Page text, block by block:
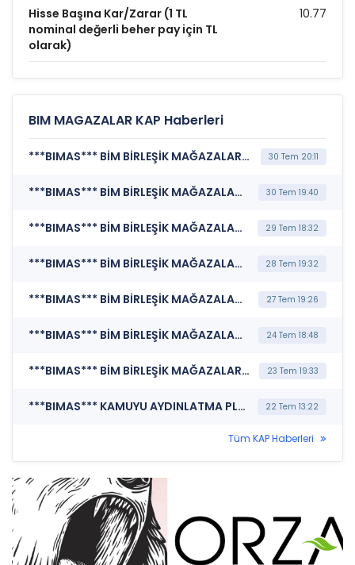
Hisse Başına Kar/Zarar (1 TL
nominal değerli beher pay için TL
olarak)
10.77
BIM MAGAZALAR KAP Haberleri
***BIMAS*** BİM BİRLEŞİK MAĞAZALAR A.Ş. (Payların Geri Alınmasına İlişkin Bildirim) 30 Tem 20:11
***BIMAS*** BİM BİRLEŞİK MAĞAZALAR A.Ş. (Payların Geri Alınmasına İlişkin Bildirim) 30 Tem 19:40
***BIMAS*** BİM BİRLEŞİK MAĞAZALAR A.Ş. (Payların Geri Alınmasına İlişkin Bildirim) 29 Tem 18:32
***BIMAS*** BİM BİRLEŞİK MAĞAZALAR A.Ş. (Payların Geri Alınmasına İlişkin Bildirim) 28 Tem 19:32
***BIMAS*** BİM BİRLEŞİK MAĞAZALAR A.Ş. (Payların Geri Alınmasına İlişkin Bildirim) 27 Tem 19:26
***BIMAS*** BİM BİRLEŞİK MAĞAZALAR A.Ş. (Payların Geri Alınmasına İlişkin Bildirim) 24 Tem 18:48
***BIMAS*** BİM BİRLEŞİK MAĞAZALAR A.Ş. (Payların Geri Alınmasına İlişkin Bildirim) 23 Tem 19:33
***BIMAS*** KAMUYU AYDINLATMA PLATFORMU (Pay Alım Satım Bildirimi) 22 Tem 13:22
Tüm KAP Haberleri